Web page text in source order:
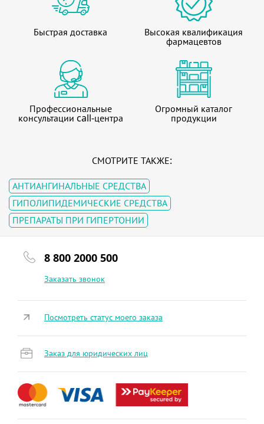
Быстрая доставка Высокая квалификация
фармацевтов
Профессиональные
консультации call-центра
Огромный каталог
продукции
СМОТРИТЕ ТАКЖЕ:
АНТИАНГИНАЛЬНЫЕ СРЕДСТВА
ГИПОЛИПИДЕМИЧЕСКИЕ СРЕДСТВА
ПРЕПАРАТЫ ПРИ ГИПЕРТОНИИ
8 800 2000 500
Заказать звонок
Посмотреть статус моего заказа
Заказ для юридических лиц